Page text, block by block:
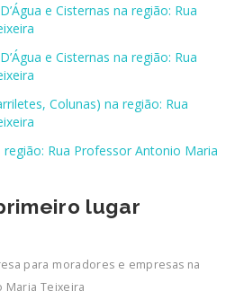
e Cisternas na região: Rua
e Cisternas na região: Rua
Colunas) na região: Rua
Rua Professor Antonio Maria
lugar
para moradores e empresas na
Maria Teixeira